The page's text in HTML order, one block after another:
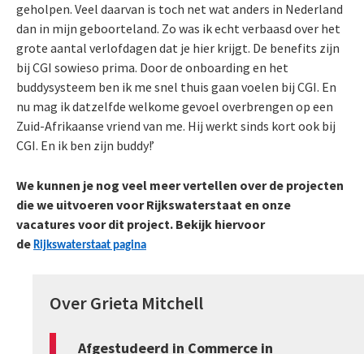
geholpen. Veel daarvan is toch net wat anders in Nederland
dan in mijn geboorteland. Zo was ik echt verbaasd over het
grote aantal verlofdagen dat je hier krijgt. De benefits zijn
bij CGI sowieso prima. Door de onboarding en het
buddysysteem ben ik me snel thuis gaan voelen bij CGI. En
nu mag ik datzelfde welkome gevoel overbrengen op een
Zuid-Afrikaanse vriend van me. Hij werkt sinds kort ook bij
CGI. En ik ben zijn buddy!’
We kunnen je nog veel meer vertellen over de projecten
die we uitvoeren voor Rijkswaterstaat en onze
vacatures voor dit project. Bekijk hiervoor
de Rijkswaterstaat pagina
Over Grieta Mitchell
Afgestudeerd in Commerce in